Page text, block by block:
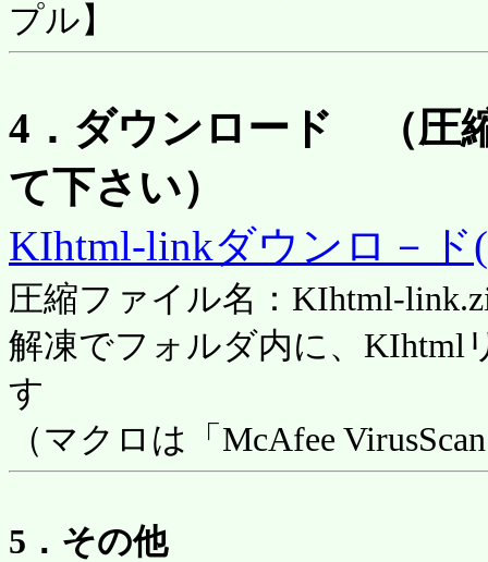
プル】
4．ダウンロード （圧
て下さい）
KIhtml-linkダウンロ－ド
圧縮ファイル名：KIhtml-
解凍でフォルダ内に、KIhtml
す
（マクロは「McAfee
5．その他